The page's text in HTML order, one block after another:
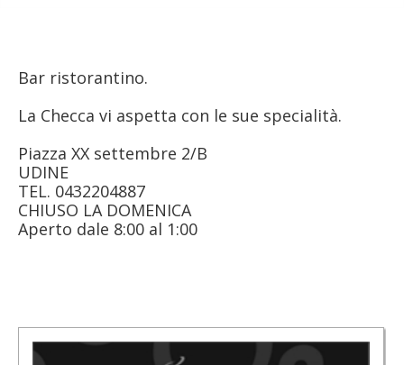
Bar ristorantino.
La Checca vi aspetta con le sue specialità.
Piazza XX settembre 2/B
UDINE
TEL. 0432204887
CHIUSO LA DOMENICA
Aperto dale 8:00 al 1:00